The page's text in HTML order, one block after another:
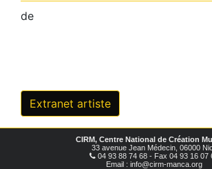
de
Extranet artiste
CIRM, Centre National de Création
33 avenue Jean Médecin, 06000
04 93 88 74 68 - Fax 04 93 16 07
Email : info@cirm-manca.org